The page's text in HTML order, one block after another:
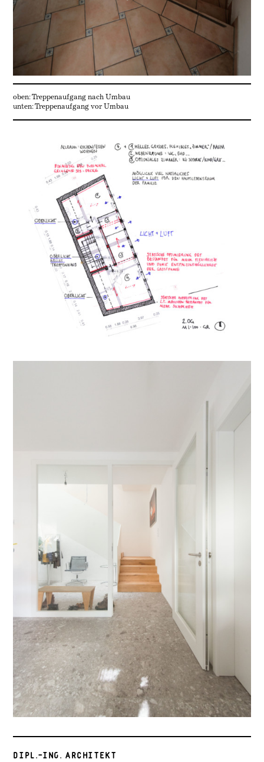
oben: Treppenaufgang nach Umbau
unten: Treppenaufgang vor Umbau
DIPL.–ING. ARCHITEKT